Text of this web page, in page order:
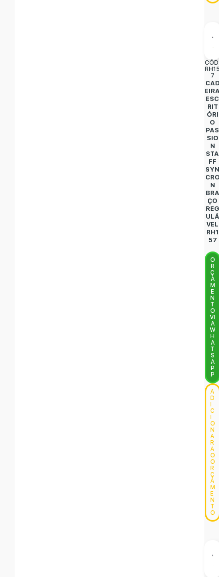
7
ESC
RIT
ÓRI
O
PAS
SIO
N
STA
FF
N
BRA
ÇO
REG
ULÁ
VEL
RH1
57
O
R
Ç
A
M
E
N
T
O
VI
A
W
H
A
T
S
A
P
P
A
D
C
O
N
A
R
A
O
O
R
Ç
A
M
E
N
T
O